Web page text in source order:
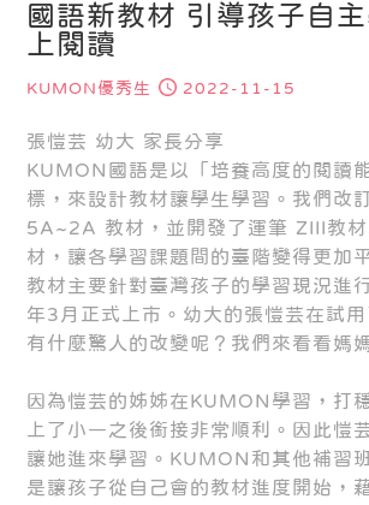
國語新教材 引導孩子自
上閱讀
KUMON優秀生 2022-11-15
張愷芸 幼大 家長分享
KUMON國語是以「培養高度的閱讀
標，來設計教材讓學生學習。我們改
5A~2A 教材，並開發了運筆 ZIII教
材，讓各學習課題間的臺階變得更加
教材主要針對臺灣孩子的學習現況進
年3月正式上市。幼大的張愷芸在試
有什麼驚人的改變呢？我們來看看媽
因為愷芸的姊姊在KUMON學習，打
上了小一之後銜接非常順利。因此愷
讓她進來學習。KUMON和其他補習
是讓孩子從自己會的教材進度開始，